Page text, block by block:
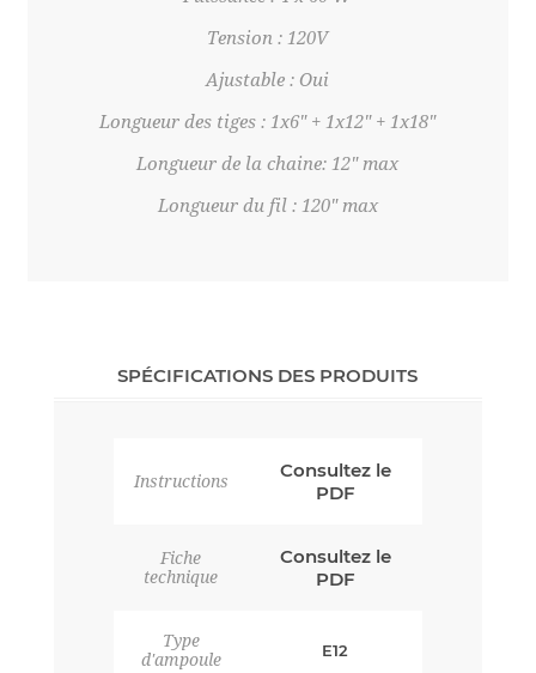
Tension : 120V
Ajustable : Oui
Longueur des tiges : 1x6" + 1x12" + 1x18"
Longueur de la chaine: 12" max
Longueur du fil : 120" max
SPÉCIFICATIONS DES PRODUITS
Instructions
Consultez le
PDF
Fiche
technique
Consultez le
PDF
Type
d'ampoule
E12